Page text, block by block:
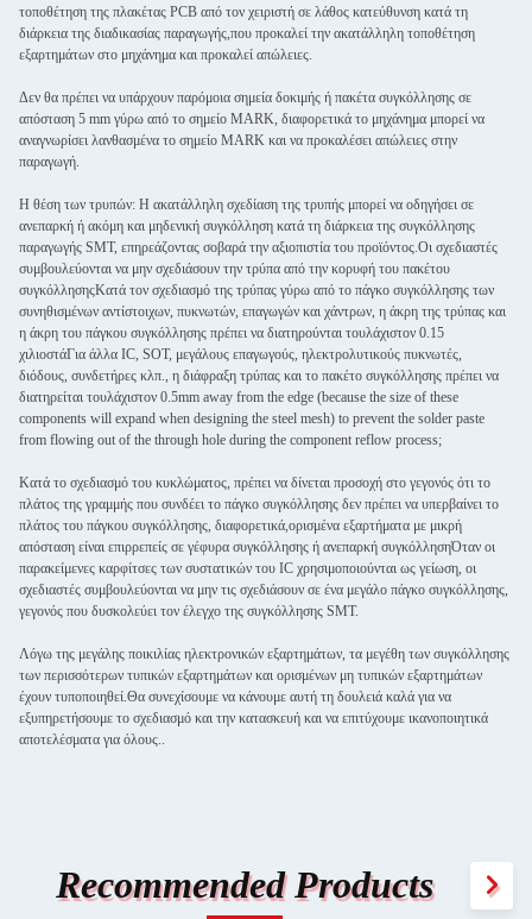
τοποθέτηση της πλακέτας PCB από τον χειριστή σε λάθος κατεύθυνση κατά τη
διάρκεια της διαδικασίας παραγωγής,που προκαλεί την ακατάλληλη τοποθέτηση
εξαρτημάτων στο μηχάνημα και προκαλεί απώλειες.
Δεν θα πρέπει να υπάρχουν παρόμοια σημεία δοκιμής ή πακέτα συγκόλλησης σε
απόσταση 5 mm γύρω από το σημείο MARK, διαφορετικά το μηχάνημα μπορεί να
αναγνωρίσει λανθασμένα το σημείο MARK και να προκαλέσει απώλειες στην
παραγωγή.
Η θέση των τρυπών: Η ακατάλληλη σχεδίαση της τρυπής μπορεί να οδηγήσει σε
ανεπαρκή ή ακόμη και μηδενική συγκόλληση κατά τη διάρκεια της συγκόλλησης
παραγωγής SMT, επηρεάζοντας σοβαρά την αξιοπιστία του προϊόντος.Οι σχεδιαστές
συμβουλεύονται να μην σχεδιάσουν την τρύπα από την κορυφή του πακέτου
συγκόλλησηςΚατά τον σχεδιασμό της τρύπας γύρω από το πάγκο συγκόλλησης των
συνηθισμένων αντίστοιχων, πυκνωτών, επαγωγών και χάντρων, η άκρη της τρύπας και
η άκρη του πάγκου συγκόλλησης πρέπει να διατηρούνται τουλάχιστον 0.15
χιλιοστάΓια άλλα IC, SOT, μεγάλους επαγωγούς, ηλεκτρολυτικούς πυκνωτές,
διόδους, συνδετήρες κλπ., η διάφραξη τρύπας και το πακέτο συγκόλλησης πρέπει να
διατηρείται τουλάχιστον 0.5mm away from the edge (because the size of these
components will expand when designing the steel mesh) to prevent the solder paste
from flowing out of the through hole during the component reflow process;
Κατά το σχεδιασμό του κυκλώματος, πρέπει να δίνεται προσοχή στο γεγονός ότι το
πλάτος της γραμμής που συνδέει το πάγκο συγκόλλησης δεν πρέπει να υπερβαίνει το
πλάτος του πάγκου συγκόλλησης, διαφορετικά,ορισμένα εξαρτήματα με μικρή
απόσταση είναι επιρρεπείς σε γέφυρα συγκόλλησης ή ανεπαρκή συγκόλλησηΌταν οι
παρακείμενες καρφίτσες των συστατικών του IC χρησιμοποιούνται ως γείωση, οι
σχεδιαστές συμβουλεύονται να μην τις σχεδιάσουν σε ένα μεγάλο πάγκο συγκόλλησης,
γεγονός που δυσκολεύει τον έλεγχο της συγκόλλησης SMT.
Λόγω της μεγάλης ποικιλίας ηλεκτρονικών εξαρτημάτων, τα μεγέθη των συγκόλλησης
των περισσότερων τυπικών εξαρτημάτων και ορισμένων μη τυπικών εξαρτημάτων
έχουν τυποποιηθεί.Θα συνεχίσουμε να κάνουμε αυτή τη δουλειά καλά για να
εξυπηρετήσουμε το σχεδιασμό και την κατασκευή και να επιτύχουμε ικανοποιητικά
αποτελέσματα για όλους..
Recommended Products